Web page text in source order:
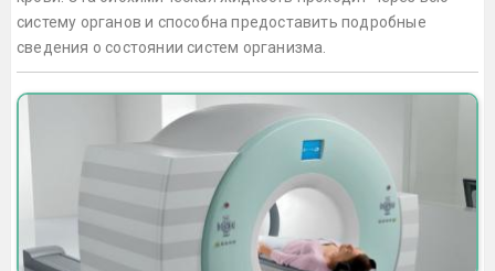
систему органов и способна предоставить подробные
сведения о состоянии систем организма.